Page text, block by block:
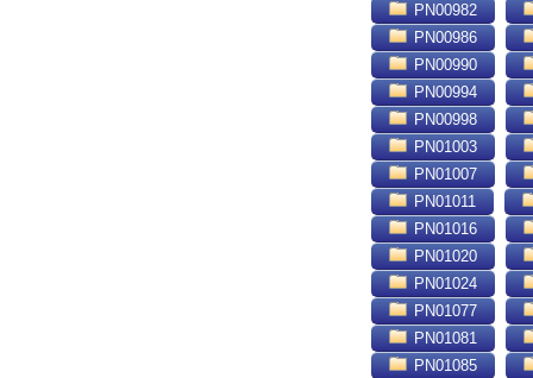
PN00982
PN00986
PN00990
PN00994
PN00998
PN01003
PN01007
PN01011
PN01016
PN01020
PN01024
PN01077
PN01081
PN01085